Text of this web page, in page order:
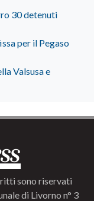
30 detenuti
per il Pegaso
Valsusa e
sono riservati
di Livorno n° 3